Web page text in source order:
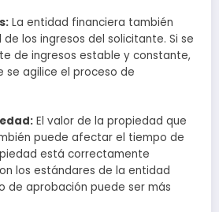
La entidad financiera también
los ingresos del solicitante. Si se
de ingresos estable y constante,
se agilice el proceso de
El valor de la propiedad que
puede afectar el tiempo de
está correctamente
los estándares de la entidad
de aprobación puede ser más